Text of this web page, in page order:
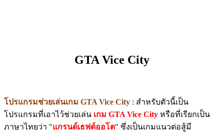
GTA Vice City
โปรแกรมช่วยเล่นเกม GTA Vice City : สำหรับตัวนี้เป็น
โปรแกรมที่เอาไว้ช่วยเล่น เกม GTA Vice City หรือที่เรียกเป็น
ภาษาไทยว่า "แกรนด์เธฟต์ออโต" ซึ่งเป็นเกมแนวต่อสู้มี